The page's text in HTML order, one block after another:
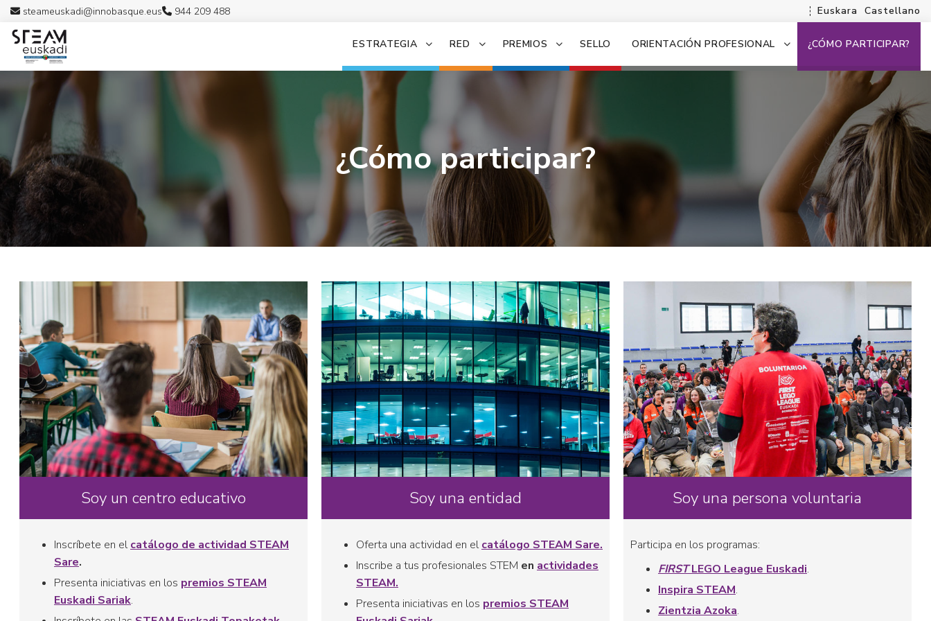
steameuskadi@innobasque.eus 944 209 488 Euskara Castellano
ESTRATEGIA RED PREMIOS SELLO ORIENTACIÓN PROFESIONAL ¿CÓMO PARTICIPAR?
¿Cómo participar?
Soy un centro educativo
Inscríbete en elcatálogo de actividad STEAM
Sare.
Presenta iniciativas en los premios STEAM
Euskadi Sariak.
Soy una entidad
Oferta una actividad en elcatálogo STEAM Sare.
Inscribe a tus profesionales STEM en actividades
STEAM.
Presenta iniciativas en los premios STEAM
Soy una persona voluntaria
Participa en los programas:
FIRSTLEGO League Euskadi.
Inspira STEAM.
Zientzia Azoka.